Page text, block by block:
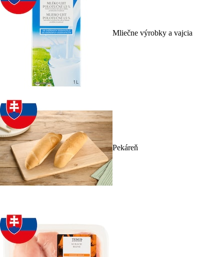
Mliečne výrobky a vajcia
Pekáreň